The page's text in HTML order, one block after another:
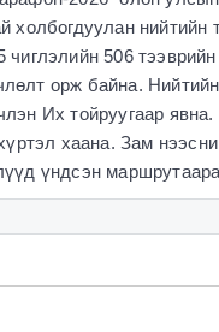
холбогдуулан нийтийн
чиглэлийн 506
орж байна. Нийтийн
Их тойруугаар
хаана. Зам
үндсэн